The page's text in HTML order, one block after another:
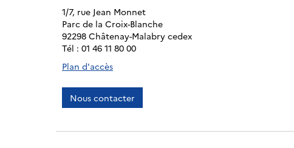
1/7, rue Jean Monnet
Parc de la Croix-Blanche
92298 Châtenay-Malabry cedex
Tél : 01 46 11 80 00
Plan d'accès
Nous contacter